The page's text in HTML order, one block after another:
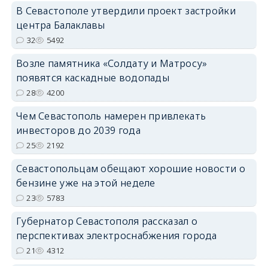
В Севастополе утвердили проект застройки
центра Балаклавы
32 5492
Возле памятника «Солдату и Матросу»
появятся каскадные водопады
28 4200
Чем Севастополь намерен привлекать
инвесторов до 2039 года
25 2192
Севастопольцам обещают хорошие новости о
бензине уже на этой неделе
23 5783
Губернатор Севастополя рассказал о
перспективах электроснабжения города
21 4312